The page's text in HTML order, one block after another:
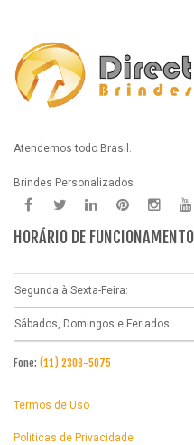
Atendemos todo Brasil.
Brindes Personalizados
HORÁRIO DE FUNCIONAMENTO
Segunda à Sexta-Feira:
Sábados, Domingos e Feriados:
Fone: (11) 2308-5075
Termos de Uso
Politicas de Privacidade